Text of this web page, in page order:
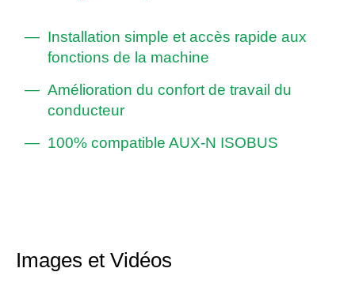
Installation simple et accès rapide aux
fonctions de la machine
Amélioration du confort de travail du
conducteur
100% compatible AUX-N ISOBUS
Images et Vidéos